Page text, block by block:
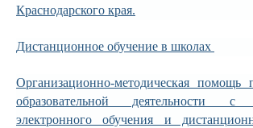
Краснодарского края.
Дистанционное обучение в школах
Организационно-методическая помощь
образовательной деятельности с
электронного обучения и